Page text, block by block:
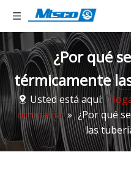
¿Por qué
térmicamente
Usted está aquí:
compañía » ¿Por qué
las